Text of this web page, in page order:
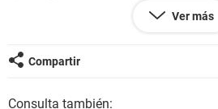
¿es posible que puedan acceder a la
formatee la maquina y no me han
administradores ningun programa
para que me puedan vigilar al 100%?
Ver más
Compartir
Consulta también: